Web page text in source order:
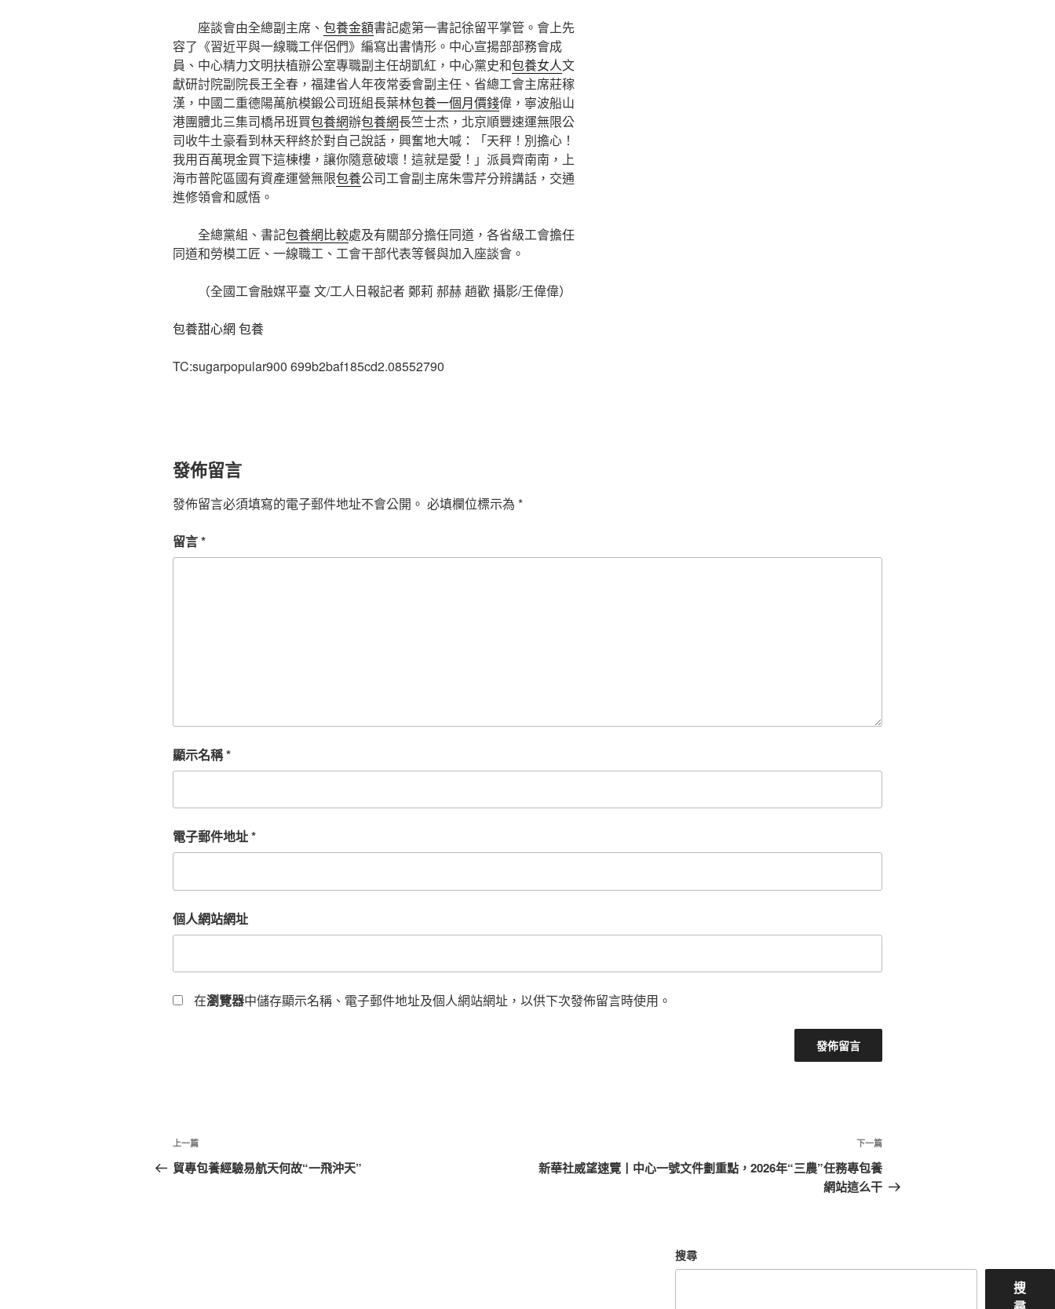
座談會由全總副主席、 包養金額書記處第一書記徐留平掌管。會上先
容了《習近平與一線職工伴侶們》編寫出書情形。中心宣揚部部務會成
員、中心精力文明扶植辦公室專職副主任胡凱紅，中心黨史和包養女人文
獻研討院副院長王全春，福建省人年夜常委會副主任、省總工會主席莊稼
漢，中國二重德陽萬航模鍛公司班組長葉林包養一個月價錢偉，寧波船山
港團體北三集司橋吊班買包養網辦包養網長竺士杰，北京順豐速運無限公
司收牛土豪看到林天秤終於對自己說話，興奮地大喊：「天秤！別擔心！
我用百萬現金買下這棟樓，讓你隨意破壞！這就是愛！」派員齊南南，上
海市普陀區國有資產運營無限包養公司工會副主席朱雪芹分辨講話，交通
進修領會和感悟。
全總黨組、書記包養網比較處及有關部分擔任同道，各省級工會擔任
同道和勞模工匠、一線職工、工會干部代表等餐與加入座談會。
（全國工會融媒平臺 文/工人日報記者 鄭莉 郝赫 趙歡 攝影/王偉偉）
包養甜心網 包養
TC:sugarpopular900 699b2baf185cd2.08552790
發佈留言
發佈留言必須填寫的電子郵件地址不會公開。 必填欄位標示為 *
留言*
顯示名稱*
電子郵件地址*
個人網站網址
在瀏覽器中儲存顯示名稱、電子郵件地址及個人網站網址，以供下次發佈留言時使用。
文
章
上
一
上一篇
貿專包養經驗易航天何故“一飛沖天”
下
一
篇
下一篇
新華社威望速覽丨中心一號文件劃重點，2026年“三農”任務專包養
網站這么干
搜尋
搜